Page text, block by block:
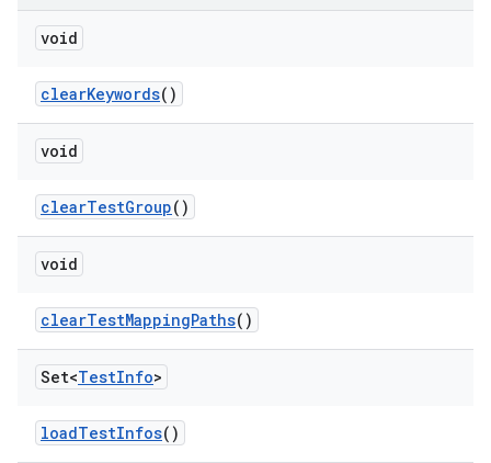
void
clearKeywords()
void
clearTestGroup()
void
clearTestMappingPaths()
Set<TestInfo>
loadTestInfos()